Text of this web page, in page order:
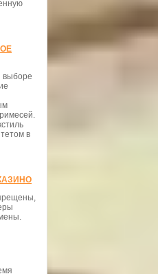
выборе
в